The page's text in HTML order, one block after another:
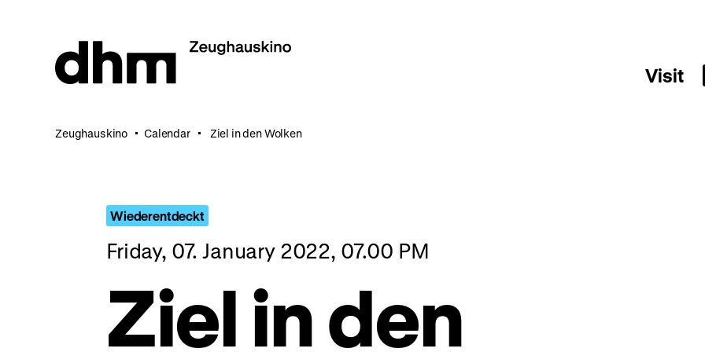
Visit
Zeughauskino Calendar Ziel in den Wolken
Wiederentdeckt
Friday, 07. January 2022, 07.00 PM
Ziel in den